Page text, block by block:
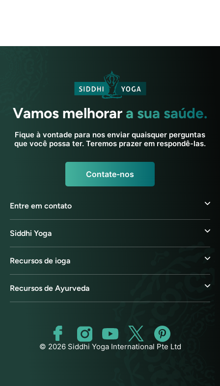
Vamos melhorar a sua saúde.
Fique à vontade para nos enviar quaisquer perguntas
que você possa ter. Teremos prazer em respondê-las.
Contate-nos
Entre em contato
Siddhi Yoga
Recursos de ioga
Recursos de Ayurveda
© 2026 Siddhi Yoga International Pte Ltd